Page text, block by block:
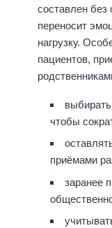
составлен без
переносит
нагрузку.
пациентов,
чтобы
приёмами
заранее